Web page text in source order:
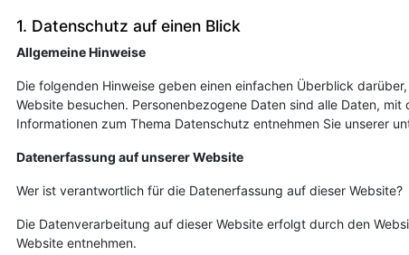
1. Datenschutz auf einen Blick
Allgemeine Hinweise
Die folgenden Hinweise geben einen einfachen Überblick
Website besuchen. Personenbezogene Daten sind alle Daten,
Informationen zum Thema Datenschutz entnehmen Sie unserer
Datenerfassung auf unserer Website
Wer ist verantwortlich für die Datenerfassung auf dieser Website?
Die Datenverarbeitung auf dieser Website erfolgt durch den
Website entnehmen.